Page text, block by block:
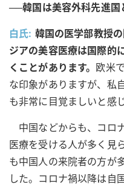
──韓国は美容外科先進国
白氏: 韓国の医学部教授
ジアの美容医療は国際的
くことがあります。 欧米
な印象がありますが、私
も非常に目覚ましいと感
中国などからも、コロ
医療を受ける人が多く見
も中国人の来院者の方が
した。コロナ禍以降は自